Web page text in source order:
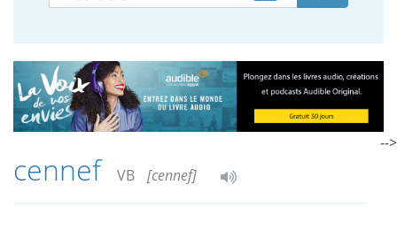
cennef VB [cennef]
-->